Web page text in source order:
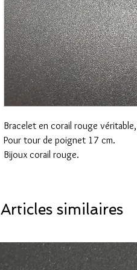
Bracelet en corail rouge
Pour tour de poignet 17 cm.
Bijoux corail rouge.
Articles similaires